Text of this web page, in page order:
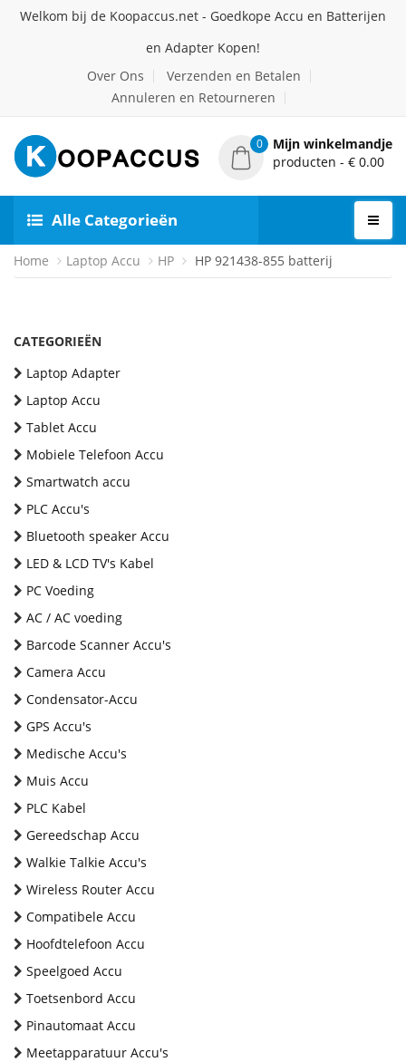
Welkom bij de Koopaccus.net - Goedkope Accu en Batterijen
en Adapter Kopen!
Over Ons
Verzenden en Betalen
Annuleren en Retourneren
0
Mijn winkelmandje
producten - € 0.00
Alle Categorieën
Home Laptop Accu HP HP 921438-855 batterij
CATEGORIEËN
Laptop Adapter
Laptop Accu
Tablet Accu
Mobiele Telefoon Accu
Smartwatch accu
PLC Accu's
Bluetooth speaker Accu
LED & LCD TV's Kabel
PC Voeding
AC / AC voeding
Barcode Scanner Accu's
Camera Accu
Condensator-Accu
GPS Accu's
Medische Accu's
Muis Accu
PLC Kabel
Gereedschap Accu
Walkie Talkie Accu's
Wireless Router Accu
Compatibele Accu
Hoofdtelefoon Accu
Speelgoed Accu
Toetsenbord Accu
Pinautomaat Accu
Meetapparatuur Accu's